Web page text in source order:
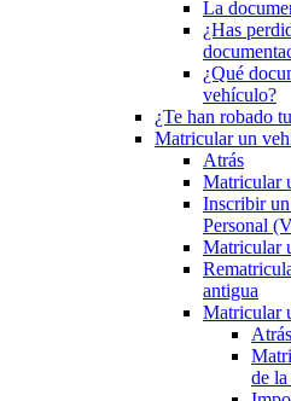
La
¿Has
¿Qué
vehículo?
¿Te han robado
Matricular un
Atrás
Matricular
Inscribir
Personal
Matricular
antigua
Matricular
Atrás
de